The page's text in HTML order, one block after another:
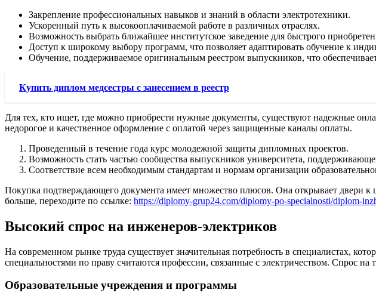
Закрепление профессиональных навыков и знаний в области электротехники.
Ускоренный путь к высокооплачиваемой работе в различных отраслях.
Возможность выбрать ближайшее институтское заведение для быстрого
Доступ к широкому выбору программ, что позволяет адаптировать обучение к
Обучение, поддерживаемое оригинальным реестром выпускников, что
Купить диплом медсестры с занесением в реестр
Для тех, кто ищет, где можно приобрести нужные документы, существуют надежные
недорогое и качественное оформление с оплатой через защищенные каналы оплаты.
Проведенный в течение года курс молодежной защиты дипломных проектов.
Возможность стать частью сообщества выпускников университета,
Соответствие всем необходимым стандартам и нормам организации
Покупка подтверждающего документа имеет множество плюсов. Она открывает двери
больше, переходите по ссылке: https://diplomy-grup24.com/diplomy-po-specialnosti/diplom-
Высокий спрос на инженеров-электриков
На современном рынке труда существует значительная потребность в специалистах,
специальностями по праву считаются профессии, связанные с электричеством. Спрос на
Образовательные учреждения и программы